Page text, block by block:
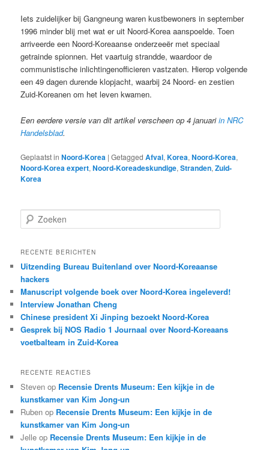
Iets zuidelijker bij Gangneung waren kustbewoners in september
1996 minder blij met wat er uit Noord-Korea aanspoelde. Toen
arriveerde een Noord-Koreaanse onderzeeër met speciaal
getrainde spionnen. Het vaartuig strandde, waardoor de
communistische inlichtingenofficieren vastzaten. Hierop volgende
een 49 dagen durende klopjacht, waarbij 24 Noord- en zestien
Zuid-Koreanen om het leven kwamen.
Een eerdere versie van dit artikel verscheen op 4 januariin NRC
Handelsblad.
Geplaatst in Noord-Korea |Getagged Afval,Korea,Noord-Korea,
Noord-Korea expert,Noord-Koreadeskundige,Stranden,Zuid-
Korea
o
k
n
RECENTE BERICHTEN
Uitzending Bureau Buitenland over Noord-Koreaanse
hackers
Manuscript volgende boek over Noord-Korea ingeleverd!
Interview Jonathan Cheng
Chinese president Xi Jinping bezoekt Noord-Korea
Gesprek bij NOS Radio 1 Journaal over Noord-Koreaans
voetbalteam in Zuid-Korea
RECENTE REACTIES
Steven op Recensie Drents Museum: Een kijkje in de
kunstkamer van Kim Jong-un
Ruben op Recensie Drents Museum: Een kijkje in de
kunstkamer van Kim Jong-un
Jelle op Recensie Drents Museum: Een kijkje in de